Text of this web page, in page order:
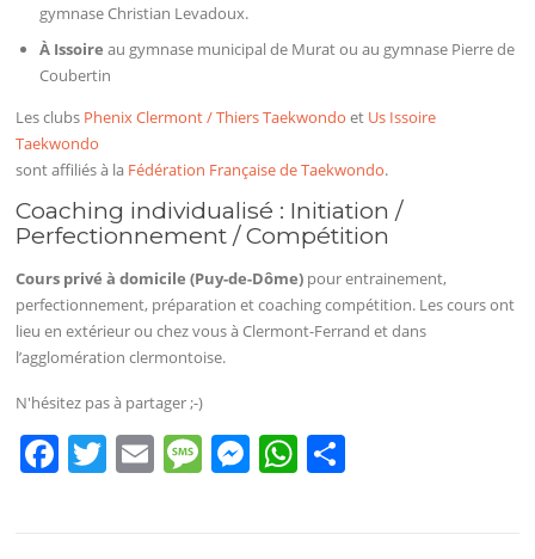
gymnase Christian Levadoux.
À Issoire au gymnase municipal de Murat ou au gymnase Pierre de
Coubertin
Les clubs Phenix Clermont / Thiers Taekwondo et Us Issoire
Taekwondo
sont affiliés à la Fédération Française de Taekwondo.
Coaching individualisé : Initiation /
Perfectionnement / Compétition
Cours privé à domicile (Puy-de-Dôme) pour entrainement,
perfectionnement, préparation et coaching compétition. Les cours ont
lieu en extérieur ou chez vous à Clermont-Ferrand et dans
l’agglomération clermontoise.
N'hésitez pas à partager ;-)
F
a
T
w
E
m
M
e
M
e
W
h